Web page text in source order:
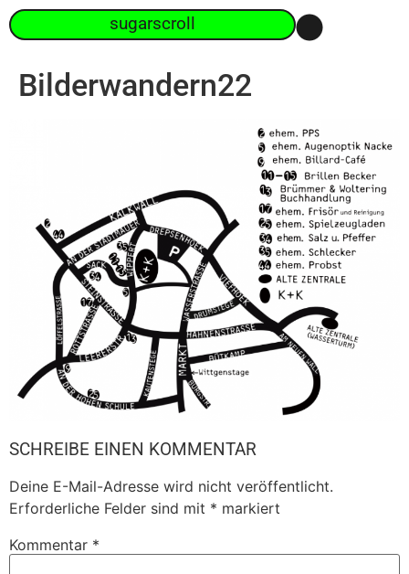
sugarscroll
Bilderwandern22
SCHREIBE EINEN KOMMENTAR
Deine E-Mail-Adresse wird nicht veröffentlicht.
Erforderliche Felder sind mit * markiert
Kommentar *